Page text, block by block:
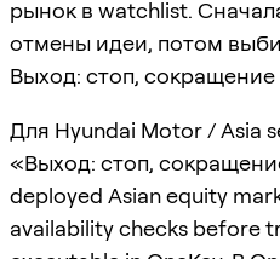
рынок в watchlist.
отмены идеи, потом
Выход: стоп,
Для Hyundai Motor / Asia
«Выход: стоп,
deployed Asian equity
availability checks before